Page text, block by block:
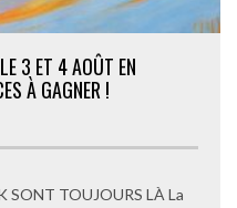
3 ET 4 AOÛT EN
À GAGNER !
SONT TOUJOURS LÀ La